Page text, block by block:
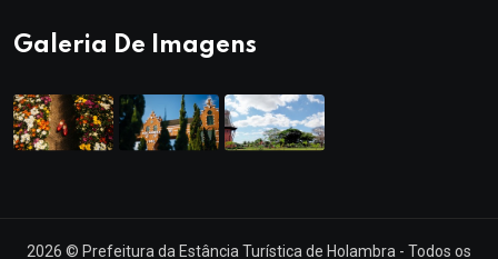
Galeria De Imagens
2026 © Prefeitura da Estância Turística de Holambra - Todos os